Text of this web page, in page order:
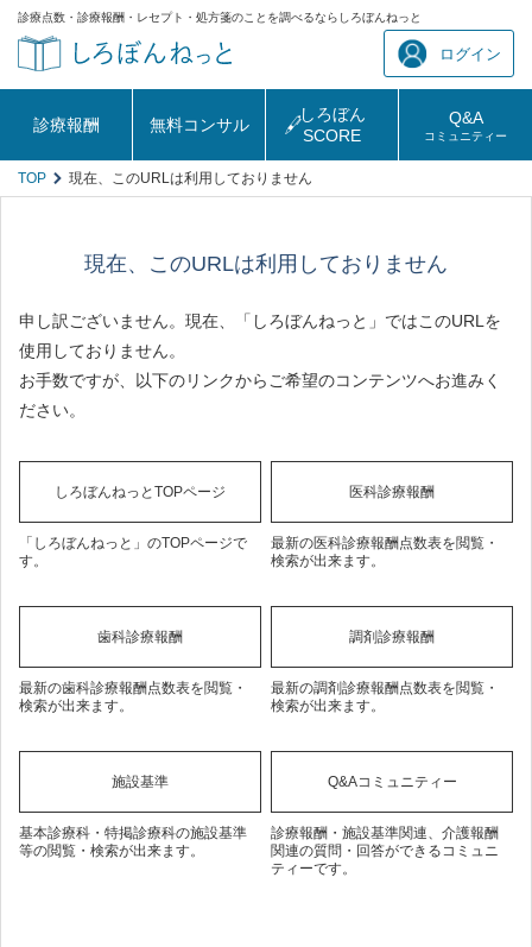
診療点数・診療報酬・レセプト・処方箋のことを調べるならしろぼんねっと
ログイン
診療報酬 無料コンサル
しろぼん
SCORE
Q&A
コミュニティー
TOP 現在、このURLは利用しておりません
現在、このURLは利用しておりません
申し訳ございません。現在、「しろぼんねっと」ではこのURLを
使用しておりません。
お手数ですが、以下のリンクからご希望のコンテンツへお進みく
ださい。
しろぼんねっとTOPページ
「しろぼんねっと」のTOPページで
す。
医科診療報酬
最新の医科診療報酬点数表を閲覧・
検索が出来ます。
歯科診療報酬
最新の歯科診療報酬点数表を閲覧・
検索が出来ます。
調剤診療報酬
最新の調剤診療報酬点数表を閲覧・
検索が出来ます。
施設基準
基本診療科・特掲診療科の施設基準
等の閲覧・検索が出来ます。
Q&Aコミュニティー
診療報酬・施設基準関連、介護報酬
関連の質問・回答ができるコミュニ
ティーです。